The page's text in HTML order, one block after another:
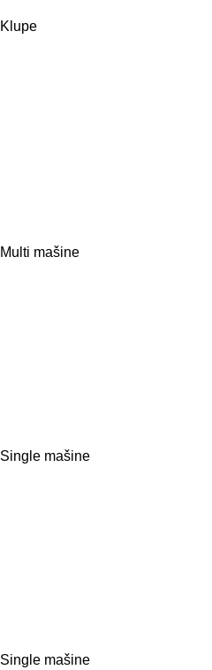
Klupe
Multi mašine
Single mašine
Single mašine